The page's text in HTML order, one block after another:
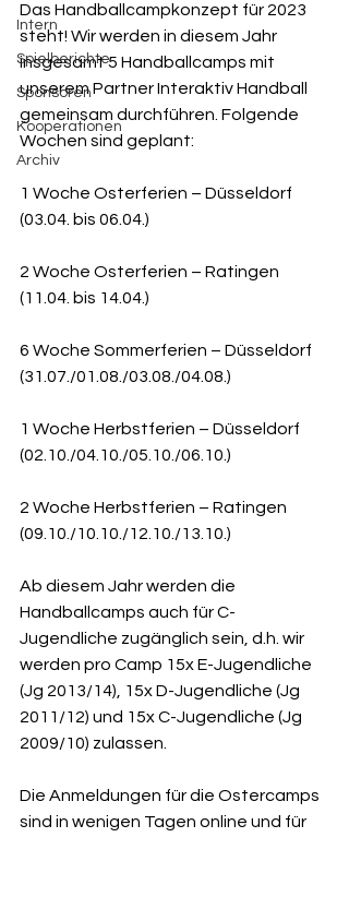
Intern
Spielberichte
Sponsoren
Kooperationen
Archiv
Das Handballcampkonzept für 2023
steht! Wir werden in diesem Jahr
insgesamt 5 Handballcamps mit
unserem Partner Interaktiv Handball
gemeinsam durchführen. Folgende
Wochen sind geplant:
1 Woche Osterferien – Düsseldorf
(03.04. bis 06.04.)
2 Woche Osterferien – Ratingen
(11.04. bis 14.04.)
6 Woche Sommerferien – Düsseldorf
(31.07./01.08./03.08./04.08.)
1 Woche Herbstferien – Düsseldorf
(02.10./04.10./05.10./06.10.)
2 Woche Herbstferien – Ratingen
(09.10./10.10./12.10./13.10.)
Ab diesem Jahr werden die
Handballcamps auch für C-
Jugendliche zugänglich sein, d.h. wir
werden pro Camp 15x E-Jugendliche
(Jg 2013/14), 15x D-Jugendliche (Jg
2011/12) und 15x C-Jugendliche (Jg
2009/10) zulassen.
Die Anmeldungen für die Ostercamps
sind in wenigen Tagen online und für